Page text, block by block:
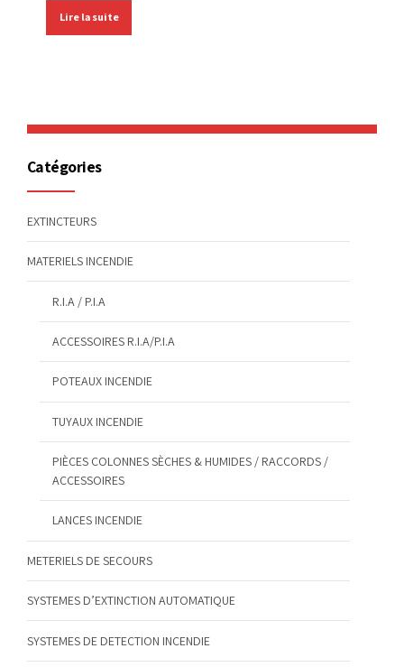
Lire la suite
Catégories
EXTINCTEURS
MATERIELS INCENDIE
R.I.A / P.I.A
ACCESSOIRES R.I.A/P.I.A
POTEAUX INCENDIE
TUYAUX INCENDIE
PIÈCES COLONNES SÈCHES & HUMIDES / RACCORDS /
ACCESSOIRES
LANCES INCENDIE
METERIELS DE SECOURS
SYSTEMES D’EXTINCTION AUTOMATIQUE
SYSTEMES DE DETECTION INCENDIE